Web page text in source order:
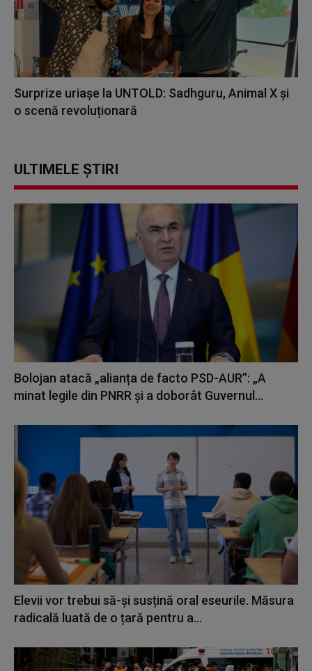
Surprize uriașe la UNTOLD: Sadhguru, Animal X și
o scenă revoluționară
ULTIMELE ȘTIRI
Bolojan atacă „alianța de facto PSD-AUR”: „A
minat legile din PNRR și a doborât Guvernul...
Elevii vor trebui să-și susțină oral eseurile. Măsura
radicală luată de o țară pentru a...